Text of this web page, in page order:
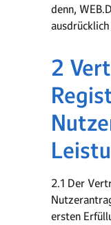
denn,
2
2.1 Der
ersten